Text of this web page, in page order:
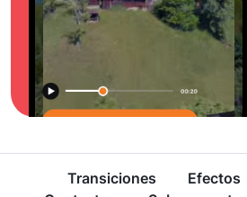
Transiciones Efectos